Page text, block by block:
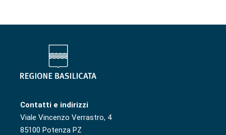
Contatti e indirizzi
Viale Vincenzo Verrastro, 4
85100 Potenza PZ